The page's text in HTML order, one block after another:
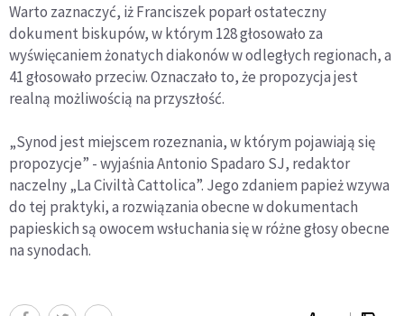
Warto zaznaczyć, iż Franciszek poparł ostateczny
dokument biskupów, w którym 128 głosowało za
wyświęcaniem żonatych diakonów w odległych regionach, a
41 głosowało przeciw. Oznaczało to, że propozycja jest
realną możliwością na przyszłość.
„Synod jest miejscem rozeznania, w którym pojawiają się
propozycje” - wyjaśnia Antonio Spadaro SJ, redaktor
naczelny „La Civiltà Cattolica”. Jego zdaniem papież wzywa
do tej praktyki, a rozwiązania obecne w dokumentach
papieskich są owocem wsłuchania się w różne głosy obecne
na synodach.